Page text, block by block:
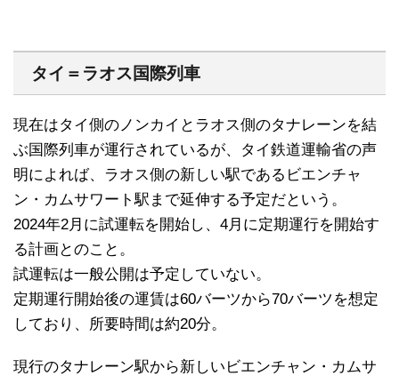
タイ＝ラオス国際列車
現在はタイ側のノンカイとラオス側のタナレーンを結
ぶ国際列車が運行されているが、タイ鉄道運輸省の声
明によれば、ラオス側の新しい駅であるビエンチャ
ン・カムサワート駅まで延伸する予定だという。
2024年2月に試運転を開始し、4月に定期運行を開始す
る計画とのこと。
試運転は一般公開は予定していない。
定期運行開始後の運賃は60バーツから70バーツを想定
しており、所要時間は約20分。
現行のタナレーン駅から新しいビエンチャン・カムサ